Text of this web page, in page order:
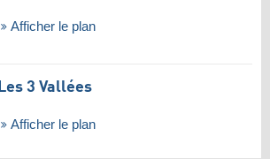
Afficher le plan
Les 3 Vallées
Afficher le plan